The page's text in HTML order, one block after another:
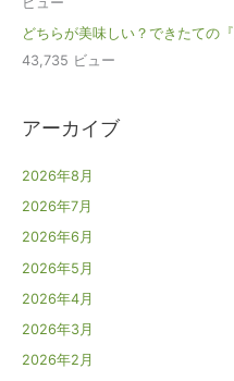
どちらが美味しい？できたての
43,735 ビュー
アーカイブ
2026年8月
2026年7月
2026年6月
2026年5月
2026年4月
2026年3月
2026年2月